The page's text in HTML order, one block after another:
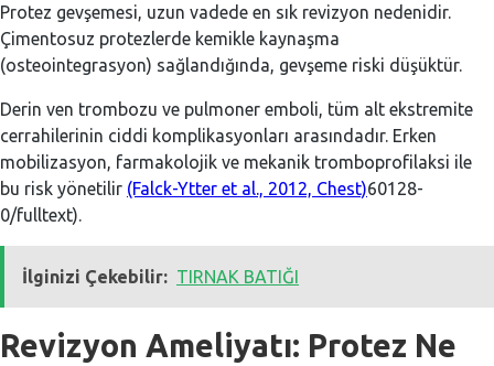
Protez gevşemesi, uzun vadede en sık revizyon nedenidir.
Çimentosuz protezlerde kemikle kaynaşma
(osteointegrasyon) sağlandığında, gevşeme riski düşüktür.
Derin ven trombozu ve pulmoner emboli, tüm alt ekstremite
cerrahilerinin ciddi komplikasyonları arasındadır. Erken
mobilizasyon, farmakolojik ve mekanik tromboprofilaksi ile
bu risk yönetilir (Falck-Ytter et al., 2012, Chest)60128-
0/fulltext).
İlginizi Çekebilir: TIRNAK BATIĞI
Revizyon Ameliyatı: Protez Ne